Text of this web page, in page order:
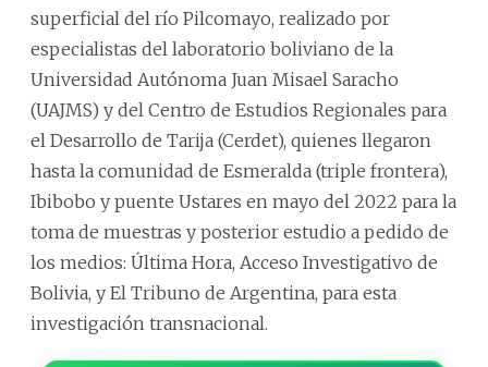
superficial del río Pilcomayo, realizado por
especialistas del laboratorio boliviano de la
Universidad Autónoma Juan Misael Saracho
(UAJMS) y del Centro de Estudios Regionales para
el Desarrollo de Tarija (Cerdet), quienes llegaron
hasta la comunidad de Esmeralda (triple frontera),
Ibibobo y puente Ustares en mayo del 2022 para la
toma de muestras y posterior estudio a pedido de
los medios: Última Hora, Acceso Investigativo de
Bolivia, y El Tribuno de Argentina, para esta
investigación transnacional.